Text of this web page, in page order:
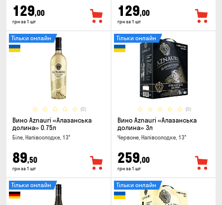
129,00
грн за 1 шт
129,00
грн за 1 шт
(0)
Тільки онлайн
Вино Aznauri «Алазанська
долина» 0.75л
Біле, Напівсолодке, 13°
89,50
грн за 1 шт
(0)
Тільки онлайн
Вино Aznauri «Алазанська
долина» 3л
Червоне, Напівсолодке, 13°
259,00
грн за 1 шт
Тільки онлайн Тільки онлайн